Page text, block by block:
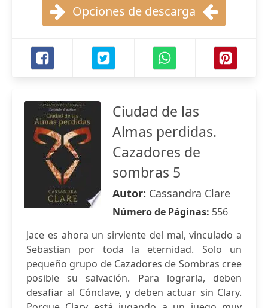
Opciones de descarga
Ciudad de las
Almas perdidas.
Cazadores de
sombras 5
Autor: Cassandra Clare
Número de Páginas: 556
Jace es ahora un sirviente del mal, vinculado a
Sebastian por toda la eternidad. Solo un
pequeño grupo de Cazadores de Sombras cree
posible su salvación. Para lograrla, deben
desafiar al Cónclave, y deben actuar sin Clary.